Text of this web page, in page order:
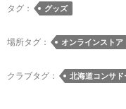
ィ
ャ
オ
タグ： グッズ
場所タグ： オンラインストア
クラブタグ： 北海道コンサド